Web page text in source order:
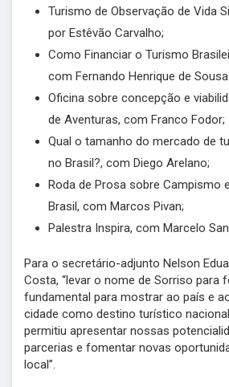
Turismo de Observação de Vida
por Estêvão Carvalho;
Como Financiar o Turismo
com Fernando Henrique de Sousa
Oficina sobre concepção e
de Aventuras, com Franco Fodor;
Qual o tamanho do mercado de
no Brasil?, com Diego Arelano;
Roda de Prosa sobre Campismo
Brasil, com Marcos Pivan;
Palestra Inspira, com Marcelo
Para o secretário-adjunto Nelson
Costa, “levar o nome de Sorriso para
fundamental para mostrar ao país e
cidade como destino turístico
permitiu apresentar nossas
parcerias e fomentar novas
local”.